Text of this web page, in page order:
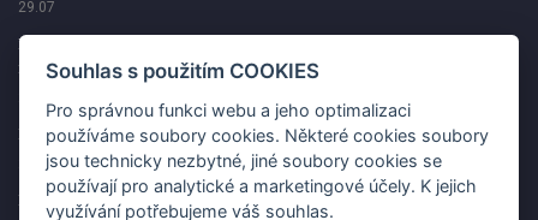
29.07
Prokop pro Vás vybírá z obslužného úseku na víkendovku tu
nejlepší cenu z letáku!
Kup špekáčky od Váhaly a vyhraj s naCOOPkou sekerku Fiskars
29.07
Prokop pro Vás vybírá na víkendovku ty nejlepší ceny z letáku!
Souhlas s použitím COOKIES
Pro správnou funkci webu a jeho optimalizaci
používáme soubory cookies. Některé cookies soubory
jsou technicky nezbytné, jiné soubory cookies se
používají pro analytické a marketingové účely. K jejich
využívání potřebujeme váš souhlas.